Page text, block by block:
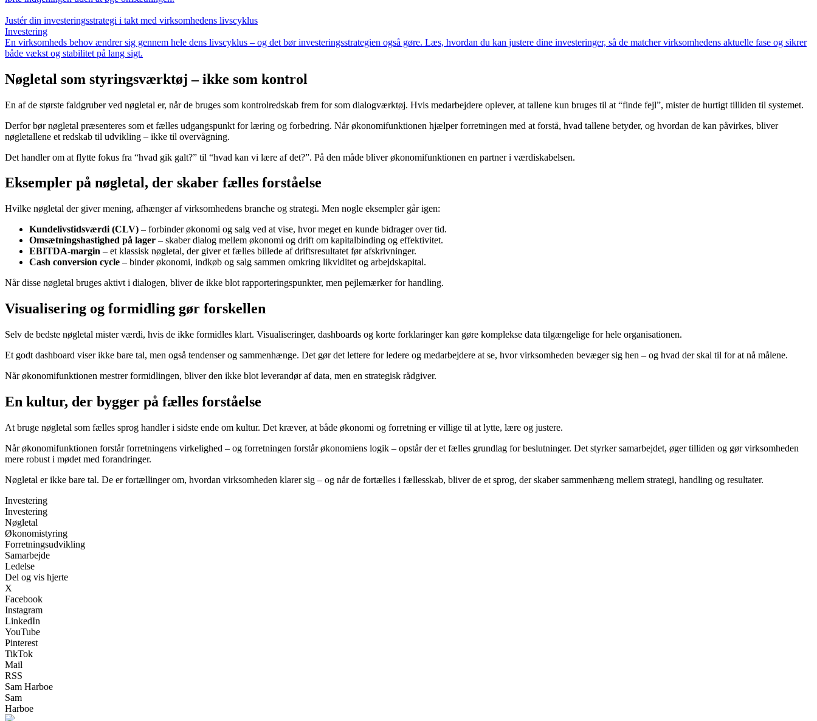
Justér din investeringsstrategi i takt med virksomhedens livscyklus
Investering
En virksomheds behov ændrer sig gennem hele dens livscyklus – og det bør investeringsstrategien også gøre. Læs, hvordan du kan justere dine investeringer, så de matcher virksomhedens aktuelle fase og sikrer
både vækst og stabilitet på lang sigt.
Nøgletal som styringsværktøj – ikke som kontrol
En af de største faldgruber ved nøgletal er, når de bruges som kontrolredskab frem for som dialogværktøj. Hvis medarbejdere oplever, at tallene kun bruges til at “finde fejl”, mister de hurtigt tilliden til systemet.
Derfor bør nøgletal præsenteres som et fælles udgangspunkt for læring og forbedring. Når økonomifunktionen hjælper forretningen med at forstå, hvad tallene betyder, og hvordan de kan påvirkes, bliver
nøgletallene et redskab til udvikling – ikke til overvågning.
Det handler om at flytte fokus fra “hvad gik galt?” til “hvad kan vi lære af det?”. På den måde bliver økonomifunktionen en partner i værdiskabelsen.
Eksempler på nøgletal, der skaber fælles forståelse
Hvilke nøgletal der giver mening, afhænger af virksomhedens branche og strategi. Men nogle eksempler går igen:
Kundelivstidsværdi (CLV) – forbinder økonomi og salg ved at vise, hvor meget en kunde bidrager over tid.
Omsætningshastighed på lager – skaber dialog mellem økonomi og drift om kapitalbinding og effektivitet.
EBITDA-margin – et klassisk nøgletal, der giver et fælles billede af driftsresultatet før afskrivninger.
Cash conversion cycle – binder økonomi, indkøb og salg sammen omkring likviditet og arbejdskapital.
Når disse nøgletal bruges aktivt i dialogen, bliver de ikke blot rapporteringspunkter, men pejlemærker for handling.
Visualisering og formidling gør forskellen
Selv de bedste nøgletal mister værdi, hvis de ikke formidles klart. Visualiseringer, dashboards og korte forklaringer kan gøre komplekse data tilgængelige for hele organisationen.
Et godt dashboard viser ikke bare tal, men også tendenser og sammenhænge. Det gør det lettere for ledere og medarbejdere at se, hvor virksomheden bevæger sig hen – og hvad der skal til for at nå målene.
Når økonomifunktionen mestrer formidlingen, bliver den ikke blot leverandør af data, men en strategisk rådgiver.
En kultur, der bygger på fælles forståelse
At bruge nøgletal som fælles sprog handler i sidste ende om kultur. Det kræver, at både økonomi og forretning er villige til at lytte, lære og justere.
Når økonomifunktionen forstår forretningens virkelighed – og forretningen forstår økonomiens logik – opstår der et fælles grundlag for beslutninger. Det styrker samarbejdet, øger tilliden og gør virksomheden
mere robust i mødet med forandringer.
Nøgletal er ikke bare tal. De er fortællinger om, hvordan virksomheden klarer sig – og når de fortælles i fællesskab, bliver de et sprog, der skaber sammenhæng mellem strategi, handling og resultater.
Investering
Investering
Nøgletal
Økonomistyring
Forretningsudvikling
Samarbejde
Ledelse
Del og vis hjerte
X
Facebook
Instagram
LinkedIn
YouTube
Pinterest
TikTok
Mail
RSS
Sam Harboe
Sam
Harboe